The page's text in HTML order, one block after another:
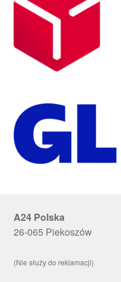
A24 Polska
26-065 Piekoszów
(Nie służy do reklamacji)